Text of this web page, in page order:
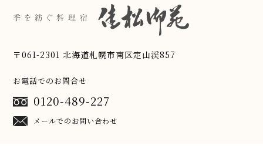
〒061-2301 北海道札幌市南区定山渓857
お電話でのお問合せ
0120-489-227
メールでのお問い合わせ